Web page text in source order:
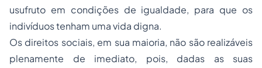
usufruto em condições de igualdade, para que os
indivíduos tenham uma vida digna.
Os direitos sociais, em sua maioria, não são realizáveis
plenamente de imediato, pois, dadas as suas